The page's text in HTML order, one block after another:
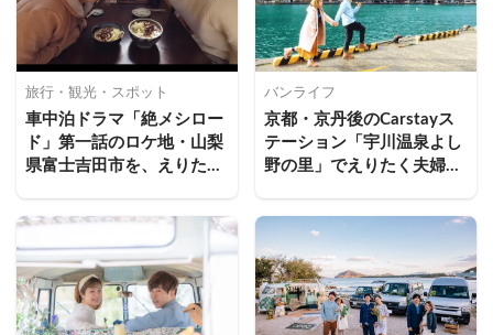
旅行・観光・スポット
車中泊ドラマ「絶メシロー
ド」第一話のロケ地・山梨
県富士吉田市を、えりたく
た
バンライフ
京都・京丹後のCarstayス
テーション「宇川温泉よし
野の里」でえりたく夫婦が